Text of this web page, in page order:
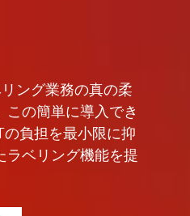
ング業務の真の柔
の簡単に導入でき
負担を最小限に抑
ラベリング機能を提